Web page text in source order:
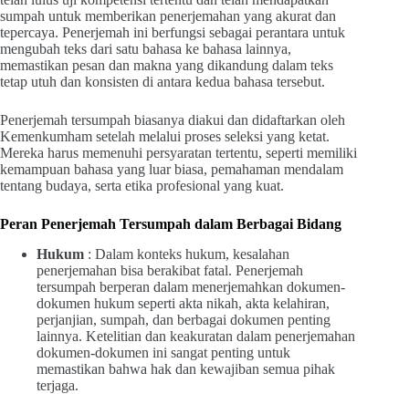
sumpah untuk memberikan penerjemahan yang akurat dan
tepercaya. Penerjemah ini berfungsi sebagai perantara untuk
mengubah teks dari satu bahasa ke bahasa lainnya,
memastikan pesan dan makna yang dikandung dalam teks
tetap utuh dan konsisten di antara kedua bahasa tersebut.
Penerjemah tersumpah biasanya diakui dan didaftarkan oleh
Kemenkumham setelah melalui proses seleksi yang ketat.
Mereka harus memenuhi persyaratan tertentu, seperti memiliki
kemampuan bahasa yang luar biasa, pemahaman mendalam
tentang budaya, serta etika profesional yang kuat.
Peran Penerjemah Tersumpah dalam Berbagai Bidang
Hukum : Dalam konteks hukum, kesalahan
penerjemahan bisa berakibat fatal. Penerjemah
tersumpah berperan dalam menerjemahkan dokumen-
dokumen hukum seperti akta nikah, akta kelahiran,
perjanjian, sumpah, dan berbagai dokumen penting
lainnya. Ketelitian dan keakuratan dalam penerjemahan
dokumen-dokumen ini sangat penting untuk
memastikan bahwa hak dan kewajiban semua pihak
terjaga.